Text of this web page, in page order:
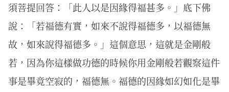
須菩提回答：「此人以是因緣得福甚多。」底下佛
說：「若福德有實，如來不說得福德多，以福德無
故，如來說得福德多。」這個意思，這就是金剛般
若，因為你這樣做功德的時候你用金剛般若觀察這件
事是畢竟空寂的，福德無。福德的因緣如幻如化是畢